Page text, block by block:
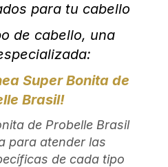
para tu cabello
de cabello, una
Super Bonita de
Brasil!
de Probelle Brasil
para atender las
de cada tipo